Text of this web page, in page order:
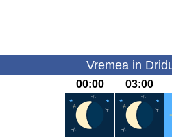
Vremea in
00:00 03:00